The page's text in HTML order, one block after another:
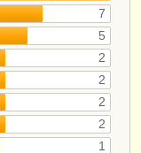
7
5
2
2
2
2
1